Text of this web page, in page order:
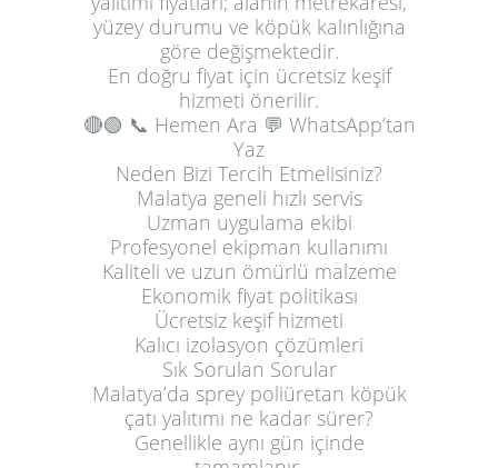
yüzey durumu ve köpük kalınlığına
göre değişmektedir.
En doğru fiyat için ücretsiz keşif
hizmeti önerilir.
🔴🟢 📞 Hemen Ara 💬 WhatsApp’tan
Yaz
Neden Bizi Tercih Etmelisiniz?
Malatya geneli hızlı servis
Uzman uygulama ekibi
Profesyonel ekipman kullanımı
Kaliteli ve uzun ömürlü malzeme
Ekonomik fiyat politikası
Ücretsiz keşif hizmeti
Kalıcı izolasyon çözümleri
Sık Sorulan Sorular
Malatya’da sprey poliüretan köpük
çatı yalıtımı ne kadar sürer?
Genellikle aynı gün içinde